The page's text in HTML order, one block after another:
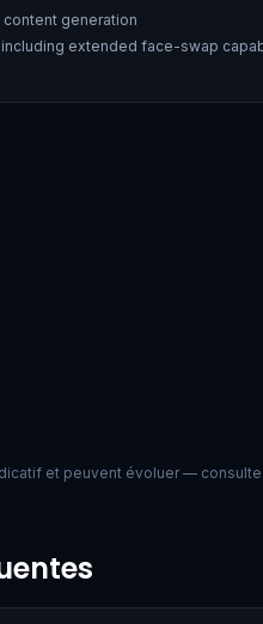
generation
extended face-swap
et peuvent évoluer —